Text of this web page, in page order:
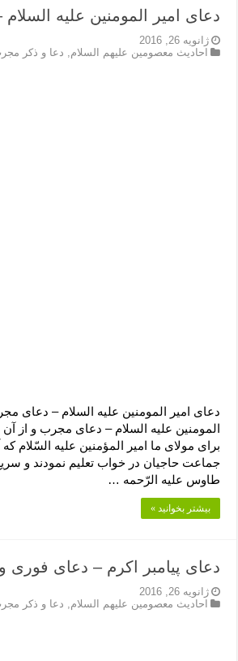
دعای امیر المومنین علیه
ژانویه 26, 2016
احادیث معصومین علیهم السلام, دعا و ذکر
دعای امیر المومنین علیه السلام – دعای
المومنین علیه السلام – دعای مجرب و از
براى مولاى ما امیر المؤمنین علیه السّلام
جماعت حاجیان در خواب تعلیم نمودند و
طاوس علیه الرّحمه …
بیشتر بخوانید »
دعای پیامبر اکرم – دعای
ژانویه 26, 2016
احادیث معصومین علیهم السلام
دعا و ذکر